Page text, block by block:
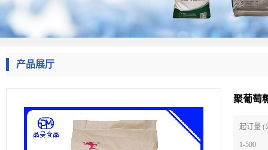
产品展厅
聚葡萄
起订量 (
1-500